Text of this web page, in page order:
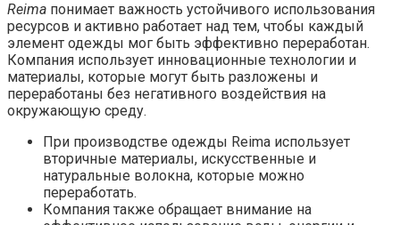
Reima понимает важность устойчивого использования
ресурсов и активно работает над тем, чтобы каждый
элемент одежды мог быть эффективно переработан.
Компания использует инновационные технологии и
материалы, которые могут быть разложены и
переработаны без негативного воздействия на
окружающую среду.
При производстве одежды Reima использует
вторичные материалы, искусственные и
натуральные волокна, которые можно
переработать.
Компания также обращает внимание на